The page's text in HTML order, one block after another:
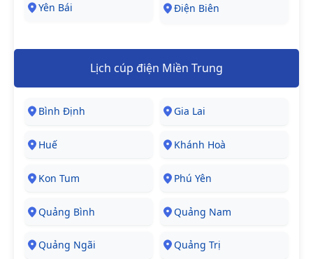
Yên Bái Điện Biên
Lịch cúp điện Miền Trung
Bình Định Gia Lai
Huế Khánh Hoà
Kon Tum Phú Yên
Quảng Bình Quảng Nam
Quảng Ngãi Quảng Trị